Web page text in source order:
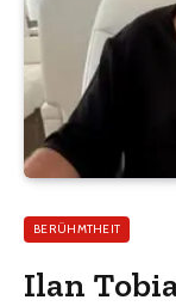
BERÜHMTHEIT
Ilan